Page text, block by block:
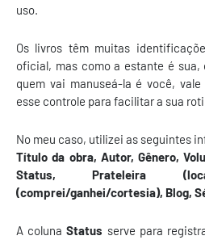
uso.
Os livros têm muitas
oficial, mas como a estante é
quem vai manuseá-la é você,
esse controle para facilitar a sua
No meu caso, utilizei as seguintes
Título da obra, Autor, Gênero,
Status, Prateleira
(comprei/ganhei/cortesia), Blog,
A colunaStatus serve para